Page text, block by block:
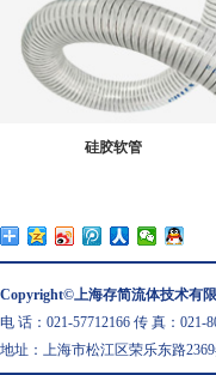
硅胶软管
Copyright©上海存简流体技术有
电 话：021-57712166 传 真：021-
地址：上海市松江区荣乐东路